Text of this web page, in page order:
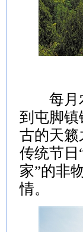
每月农
到屯脚镇
古的天籁
传统节日
家”的非
情。